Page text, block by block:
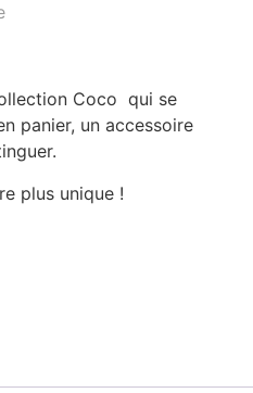
Coco qui se
panier, un accessoire
plus unique !